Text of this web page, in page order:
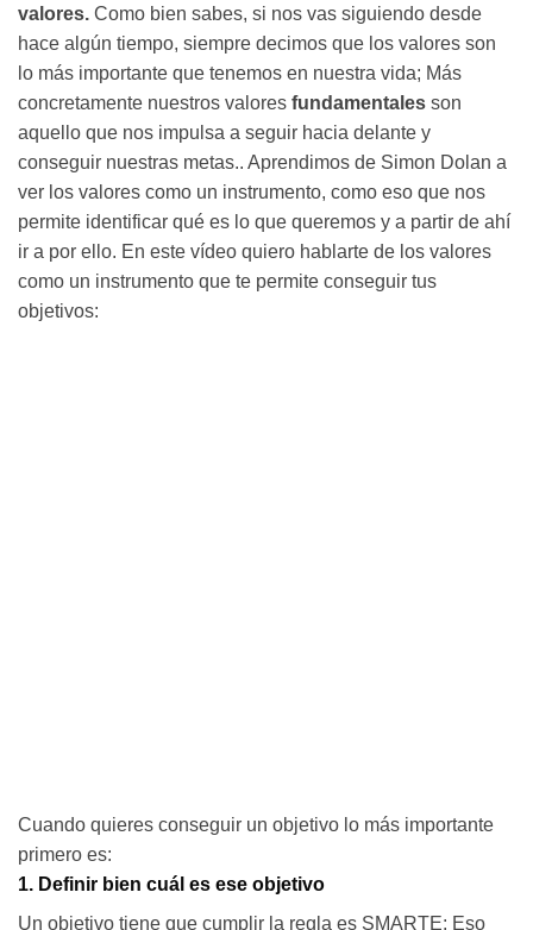
valores. Como bien sabes, si nos vas siguiendo desde
hace algún tiempo, siempre decimos que los valores son
lo más importante que tenemos en nuestra vida; Más
concretamente nuestros valores fundamentales son
aquello que nos impulsa a seguir hacia delante y
conseguir nuestras metas.. Aprendimos de Simon Dolan a
ver los valores como un instrumento, como eso que nos
permite identificar qué es lo que queremos y a partir de ahí
ir a por ello. En este vídeo quiero hablarte de los valores
como un instrumento que te permite conseguir tus
objetivos:
Cuando quieres conseguir un objetivo lo más importante
primero es:
1. Definir bien cuál es ese objetivo
Un objetivo tiene que cumplir la regla es SMARTE: Eso